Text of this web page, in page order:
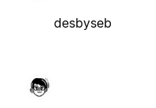
desbyseb